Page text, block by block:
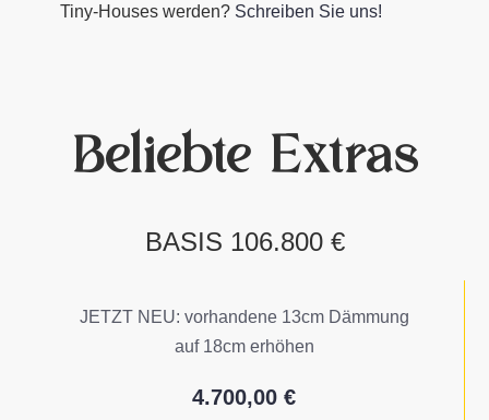
Tiny-Houses werden? Schreiben Sie uns!
Beliebte Extras
BASIS 106.800 €
JETZT NEU: vorhandene 13cm Dämmung
auf 18cm erhöhen
4.700,00 €